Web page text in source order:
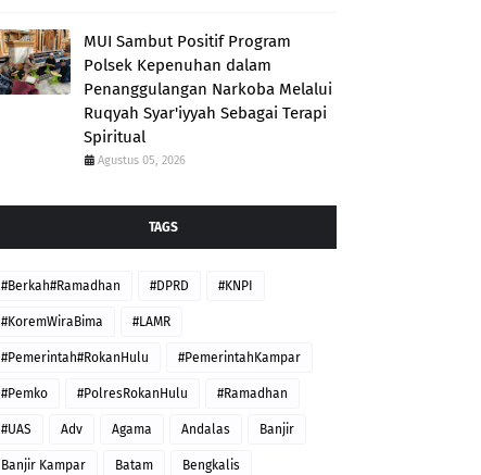
MUI Sambut Positif Program
Polsek Kepenuhan dalam
Penanggulangan Narkoba Melalui
Ruqyah Syar'iyyah Sebagai Terapi
Spiritual
Agustus 05, 2026
TAGS
#Berkah#Ramadhan #DPRD #KNPI
#KoremWiraBima #LAMR
#Pemerintah#RokanHulu #PemerintahKampar
#Pemko #PolresRokanHulu #Ramadhan
#UAS Adv Agama Andalas Banjir
Banjir Kampar Batam Bengkalis